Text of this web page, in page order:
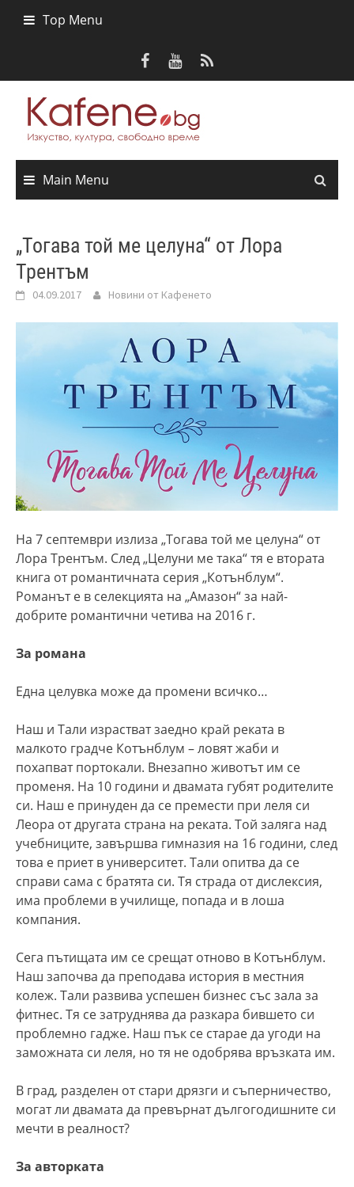
Top Menu
Main Menu
„Тогава той ме целуна“ от Лора
Трентъм
04.09.2017 Новини от Кафенето
На 7 септември излиза „Тогава той ме целуна“ от
Лора Трентъм. След „Целуни ме така“ тя е втората
книга от романтичната серия „Котънблум“.
Романът е в селекцията на „Амазон“ за най-
добрите романтични четива на 2016 г.
За романа
Една целувка може да промени всичко…
Наш и Тали израстват заедно край реката в
малкото градче Котънблум – ловят жаби и
похапват портокали. Внезапно животът им се
променя. На 10 години и двамата губят родителите
си. Наш е принуден да се премести при леля си
Леора от другата страна на реката. Той заляга над
учебниците, завършва гимназия на 16 години, след
това е приет в университет. Тали опитва да се
справи сама с братята си. Тя страда от дислексия,
има проблеми в училище, попада и в лоша
компания.
Сега пътищата им се срещат отново в Котънблум.
Наш започва да преподава история в местния
колеж. Тали развива успешен бизнес със зала за
фитнес. Тя се затруднява да разкара бившето си
проблемно гадже. Наш пък се старае да угоди на
заможната си леля, но тя не одобрява връзката им.
В град, разделен от стари дрязги и съперничество,
могат ли двамата да превърнат дългогодишните си
мечти в реалност?
За авторката